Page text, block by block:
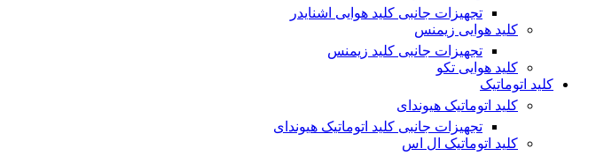
تجهیزات جانبی کلید هوایی اشنایدر
کلید هوایی زیمنس
تجهیزات جانبی کلید زیمنس
کلید هوایی تکو
کلید اتوماتیک
کلید اتوماتیک هیوندای
تجهیزات جانبی کلید اتوماتیک هیوندای
کلید اتوماتیک ال اس